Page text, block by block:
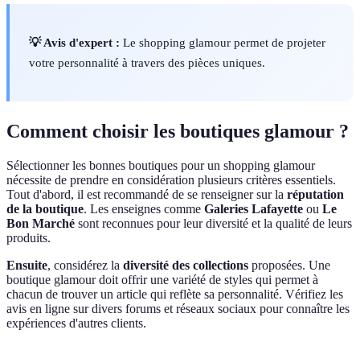
💡 Avis d'expert : Le shopping glamour permet de projeter
votre personnalité à travers des pièces uniques.
Comment choisir les boutiques glamour ?
Sélectionner les bonnes boutiques pour un shopping glamour
nécessite de prendre en considération plusieurs critères essentiels.
Tout d'abord, il est recommandé de se renseigner sur la réputation
de la boutique. Les enseignes comme Galeries Lafayette ou Le
Bon Marché sont reconnues pour leur diversité et la qualité de leurs
produits.
Ensuite, considérez la diversité des collections proposées. Une
boutique glamour doit offrir une variété de styles qui permet à
chacun de trouver un article qui reflète sa personnalité. Vérifiez les
avis en ligne sur divers forums et réseaux sociaux pour connaître les
expériences d'autres clients.